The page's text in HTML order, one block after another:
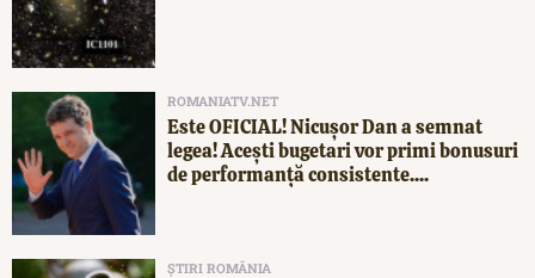
ROMANIATV.NET
Este OFICIAL! Nicușor Dan a semnat
legea! Acești bugetari vor primi bonusuri
de performanță consistente....
ȘTIRI ROMÂNIA